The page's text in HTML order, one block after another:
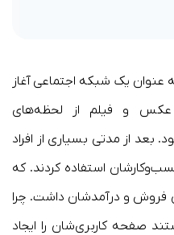
عنوان یک شبکه اجتماعی آغاز
عکس و فیلم از لحظه‌های
بعد از مدتی بسیاری از افراد
استفاده کردند. که
فروش و درآمدشان داشت. چرا
صفحه کاربری‌شان را ایجاد